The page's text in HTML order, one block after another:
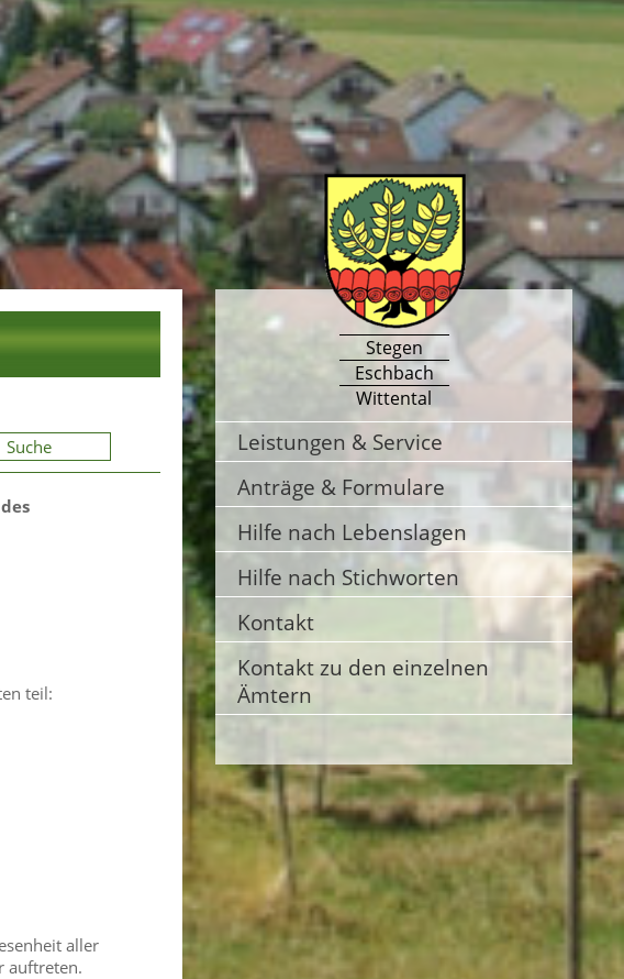
Suche
teil:
aller
auftreten.
Stegen
Eschbach
Wittental
Leistungen & Service
Anträge & Formulare
Hilfe nach Lebenslagen
Hilfe nach Stichworten
Kontakt
Kontakt zu den einzelnen
Ämtern